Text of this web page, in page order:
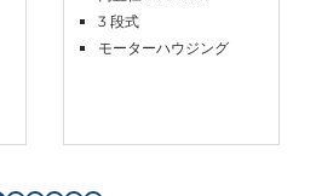
3 段式
モーターハウジング